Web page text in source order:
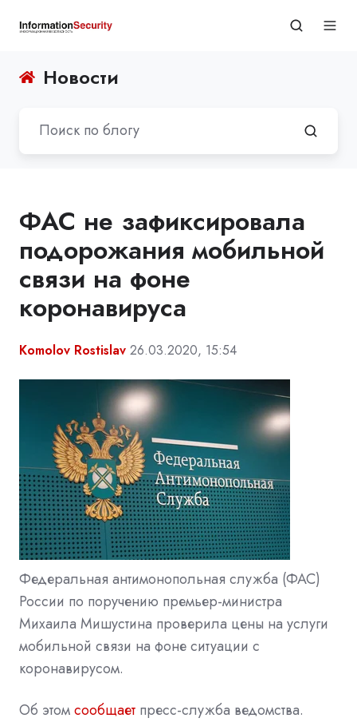
Новости
ФАС не зафиксировала
подорожания мобильной
связи на фоне
коронавируса
Komolov Rostislav 26.03.2020, 15:54
Федеральная антимонопольная служба (ФАС)
России по поручению премьер-министра
Михаила Мишустина проверила цены на услуги
мобильной связи на фоне ситуации с
коронавирусом.
Об этомсообщает пресс-служба ведомства.